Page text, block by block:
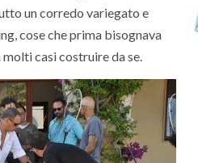
un corredo variegato e
cose che prima bisognava
casi costruire da se.